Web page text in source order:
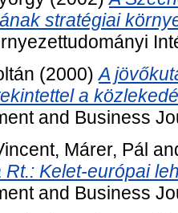
stratégiai
(2000)A
a
and Business
, Márer, Pál
Rt.: Kelet-európai
and Business